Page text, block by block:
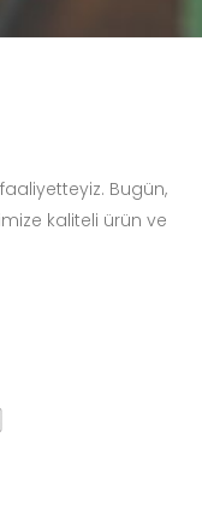
Bugün,
kaliteli ürün ve